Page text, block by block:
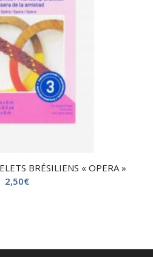
BRÉSILIENS « OPERA »
2,50€